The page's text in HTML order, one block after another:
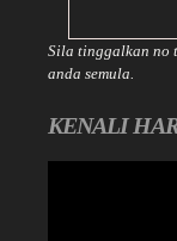
Sila tinggalkan no
anda semula.
KENALI